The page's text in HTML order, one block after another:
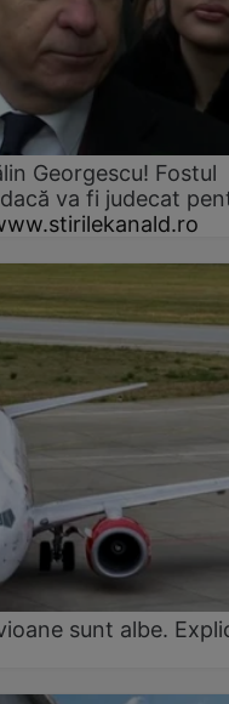
Georgescu! Fostul
va fi judecat
sunt albe.